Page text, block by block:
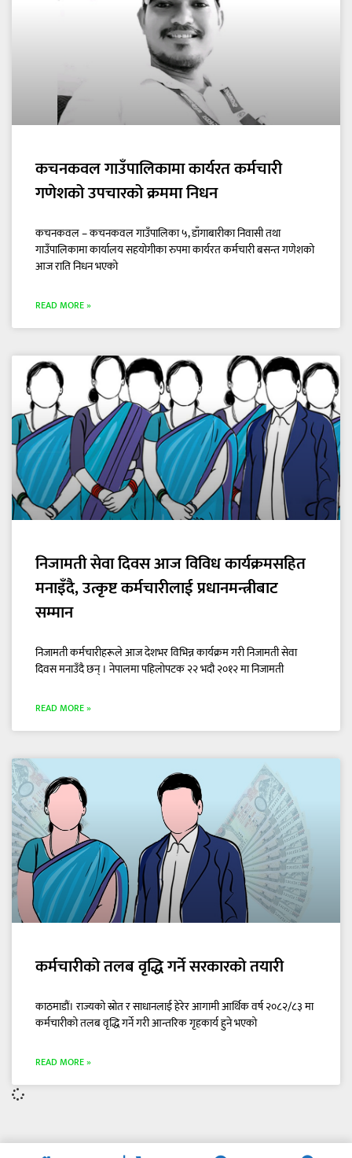
कचनकवल गाउँपालिकामा कार्यरत कर्मचारी
गणेशको उपचारको क्रममा निधन
कचनकवल – कचनकवल गाउँपालिका ५, डाँगाबारीका निवासी तथा
गाउँपालिकामा कार्यालय सहयोगीका रुपमा कार्यरत कर्मचारी बसन्त गणेशको
आज राति निधन भएको
READ MORE »
निजामती सेवा दिवस आज विविध कार्यक्रमसहित
मनाइँदै, उत्कृष्ट कर्मचारीलाई प्रधानमन्त्रीबाट
सम्मान
निजामती कर्मचारीहरूले आज देशभर विभिन्न कार्यक्रम गरी निजामती सेवा
दिवस मनाउँदै छन् । नेपालमा पहिलोपटक २२ भदौ २०१२ मा निजामती
READ MORE »
कर्मचारीको तलब वृद्धि गर्ने सरकारको तयारी
काठमाडौं। राज्यको स्रोत र साधानलाई हेरेर आगामी आर्थिक वर्ष २०८२/८३ मा
कर्मचारीको तलब वृद्धि गर्ने गरी आन्तरिक गृहकार्य हुने भएको
READ MORE »